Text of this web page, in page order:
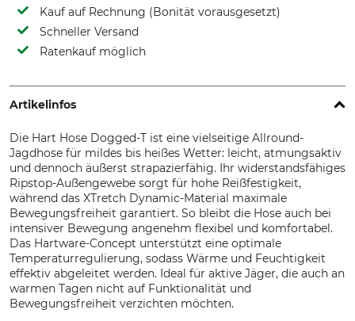
Kauf auf Rechnung (Bonität vorausgesetzt)
Schneller Versand
Ratenkauf möglich
Artikelinfos
Die Hart Hose Dogged-T ist eine vielseitige Allround-
Jagdhose für mildes bis heißes Wetter: leicht, atmungsaktiv
und dennoch äußerst strapazierfähig. Ihr widerstandsfähiges
Ripstop-Außengewebe sorgt für hohe Reißfestigkeit,
während das XTretch Dynamic-Material maximale
Bewegungsfreiheit garantiert. So bleibt die Hose auch bei
intensiver Bewegung angenehm flexibel und komfortabel.
Das Hartware-Concept unterstützt eine optimale
Temperaturregulierung, sodass Wärme und Feuchtigkeit
effektiv abgeleitet werden. Ideal für aktive Jäger, die auch an
warmen Tagen nicht auf Funktionalität und
Bewegungsfreiheit verzichten möchten.